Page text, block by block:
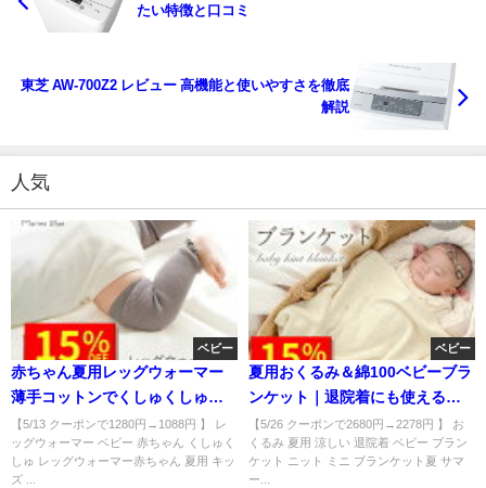
たい特徴と口コミ
東芝 AW-700Z2 レビュー 高機能と使いやすさを徹底
解説
人気
ベビー
赤ちゃん夏用レッグウォーマー
薄手コットンでくしゅくしゅ可
愛いベビー用
【5/13 クーポンで1280円→1088円 】 レ
ッグウォーマー ベビー 赤ちゃん くしゅく
しゅ レッグウォーマー赤ちゃん 夏用 キッ
ズ ...
ベビー
夏用おくるみ＆綿100ベビーブラ
ンケット｜退院着にも使える人
気アイテム
【5/26 クーポンで2680円→2278円 】 お
くるみ 夏用 涼しい 退院着 ベビー ブラン
ケット ニット ミニ ブランケット夏 サマ
ー...